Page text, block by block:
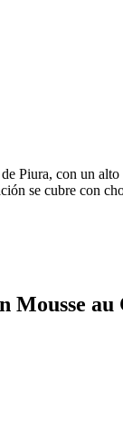
Piura, con un
se cubre con
Mousse